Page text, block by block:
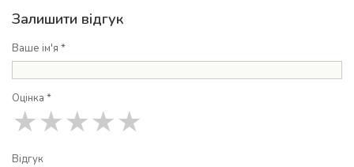
Залишити відгук
Ваше ім'я *
Оцінка *
★
★
★
★
★
Відгук